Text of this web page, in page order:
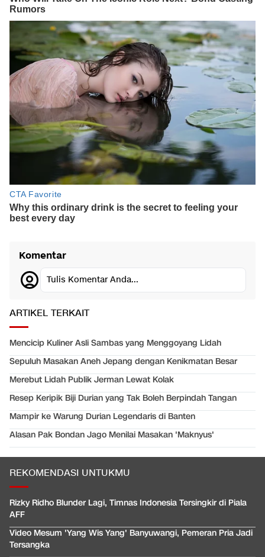
Komentar
Tulis Komentar Anda...
ARTIKEL TERKAIT
Mencicip Kuliner Asli Sambas yang Menggoyang Lidah
Sepuluh Masakan Aneh Jepang dengan Kenikmatan Besar
Merebut Lidah Publik Jerman Lewat Kolak
Resep Keripik Biji Durian yang Tak Boleh Berpindah Tangan
Mampir ke Warung Durian Legendaris di Banten
Alasan Pak Bondan Jago Menilai Masakan 'Maknyus'
REKOMENDASI UNTUKMU
Rizky Ridho Blunder Lagi, Timnas Indonesia Tersingkir di Piala
AFF
Video Mesum 'Yang Wis Yang' Banyuwangi, Pemeran Pria Jadi
Tersangka